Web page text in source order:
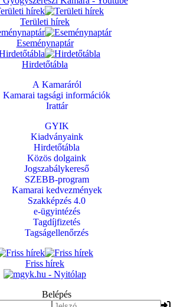
Területi hírek
Eseménynaptár
Hirdetőtábla
A Kamaráról
Kamarai tagsági információk
Irattár
GYIK
Kiadványaink
Hirdetőtábla
Közös dolgaink
Jogszabálykereső
SZEBB-program
Kamarai kedvezmények
Szakképzés 4.0
e-ügyintézés
Tagdíjfizetés
Tagságellenőrzés
Friss hírek
Belépés